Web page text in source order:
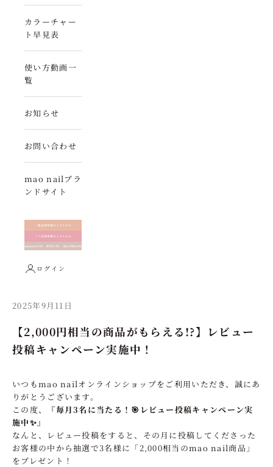
カラーチャー
ト早見表
使い方動画一
覧
お知らせ
お問い合わせ
mao nailブラ
ンドサイト
ログイン
2025年9月11日
【2,000円相当の商品がもらえる!?】レビュー
投稿キャンペーン実施中！
いつもmao nailオンラインショップをご利用いただき、誠にあ
りがとうございます。
この度、
『毎月3名に当たる！🎯レビュー投稿キャンペーン実
施中✨』
なんと、レビュー投稿をすると、その月に投稿してくださった
お客様の中から抽選で3名様に「2,000相当のmao nail商品」
をプレゼント！